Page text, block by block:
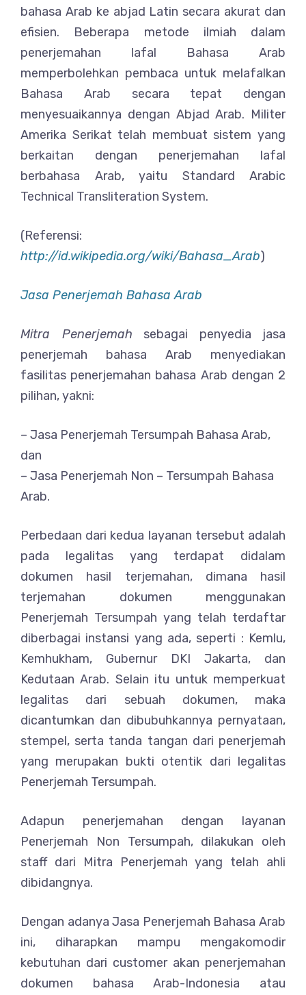
bahasa Arab ke abjad Latin secara akurat dan
efisien. Beberapa metode ilmiah dalam
penerjemahan lafal Bahasa Arab
memperbolehkan pembaca untuk melafalkan
Bahasa Arab secara tepat dengan
menyesuaikannya dengan Abjad Arab. Militer
Amerika Serikat telah membuat sistem yang
berkaitan dengan penerjemahan lafal
berbahasa Arab, yaitu Standard Arabic
Technical Transliteration System.
(Referensi:
http://id.wikipedia.org/wiki/Bahasa_Arab)
Jasa Penerjemah Bahasa Arab
Mitra Penerjemah sebagai penyedia jasa
penerjemah bahasa Arab menyediakan
fasilitas penerjemahan bahasa Arab dengan 2
pilihan, yakni:
– Jasa Penerjemah Tersumpah Bahasa Arab,
dan
– Jasa Penerjemah Non – Tersumpah Bahasa
Arab.
Perbedaan dari kedua layanan tersebut adalah
pada legalitas yang terdapat didalam
dokumen hasil terjemahan, dimana hasil
terjemahan dokumen menggunakan
Penerjemah Tersumpah yang telah terdaftar
diberbagai instansi yang ada, seperti : Kemlu,
Kemhukham, Gubernur DKI Jakarta, dan
Kedutaan Arab. Selain itu untuk memperkuat
legalitas dari sebuah dokumen, maka
dicantumkan dan dibubuhkannya pernyataan,
stempel, serta tanda tangan dari penerjemah
yang merupakan bukti otentik dari legalitas
Penerjemah Tersumpah.
Adapun penerjemahan dengan layanan
Penerjemah Non Tersumpah, dilakukan oleh
staff dari Mitra Penerjemah yang telah ahli
dibidangnya.
Dengan adanya Jasa Penerjemah Bahasa Arab
ini, diharapkan mampu mengakomodir
kebutuhan dari customer akan penerjemahan
dokumen bahasa Arab-Indonesia atau